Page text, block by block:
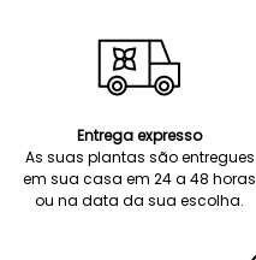
Entrega expresso
As suas plantas são entregues
em sua casa em 24 a 48 horas
ou na data da sua escolha.